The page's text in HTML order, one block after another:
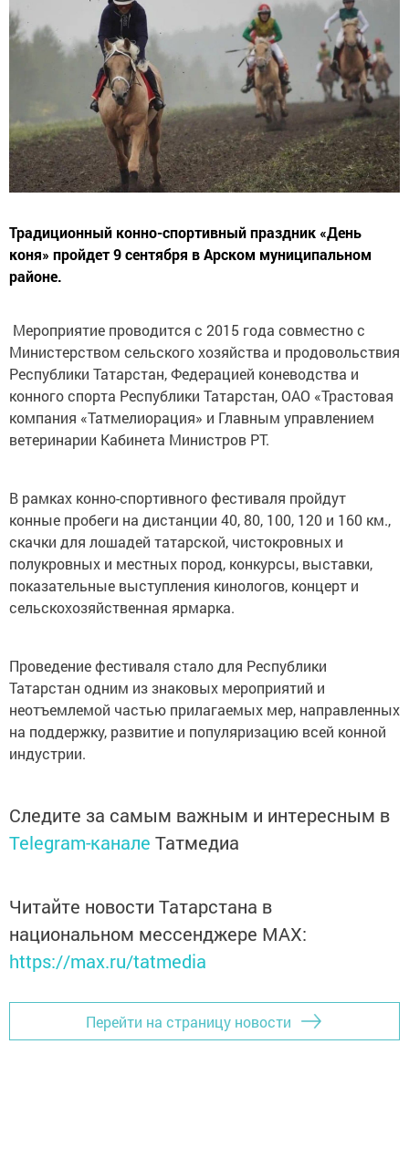
Традиционный конно-спортивный праздник «День
коня» пройдет 9 сентября в Арском муниципальном
районе.
Мероприятие проводится с 2015 года совместно с
Министерством сельского хозяйства и продовольствия
Республики Татарстан, Федерацией коневодства и
конного спорта Республики Татарстан, ОАО «Трастовая
компания «Татмелиорация» и Главным управлением
ветеринарии Кабинета Министров РТ.
В рамках конно-спортивного фестиваля пройдут
конные пробеги на дистанции 40, 80, 100, 120 и 160 км.,
скачки для лошадей татарской, чистокровных и
полукровных и местных пород, конкурсы, выставки,
показательные выступления кинологов, концерт и
сельскохозяйственная ярмарка.
Проведение фестиваля стало для Республики
Татарстан одним из знаковых мероприятий и
неотъемлемой частью прилагаемых мер, направленных
на поддержку, развитие и популяризацию всей конной
индустрии.
Следите за самым важным и интересным в
Telegram-канале Татмедиа
Читайте новости Татарстана в
национальном мессенджере MАХ:
https://max.ru/tatmedia
Перейти на страницу новости